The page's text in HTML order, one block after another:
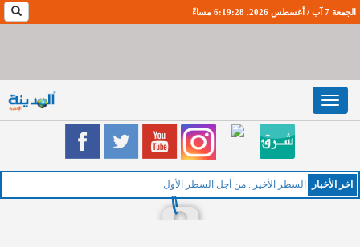
الجمعة 7 آب / أغسطس 2026. 6:19:29 مساءً
Toggle
navigation
اخر اﻷخبار